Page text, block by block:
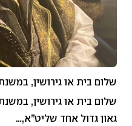
שלום בית או גירושין,
שלום בית או גירושין,
גאון גדול אחד שליט”א,…